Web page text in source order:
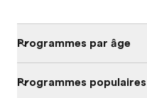
Programmes par âge
Programmes populaires